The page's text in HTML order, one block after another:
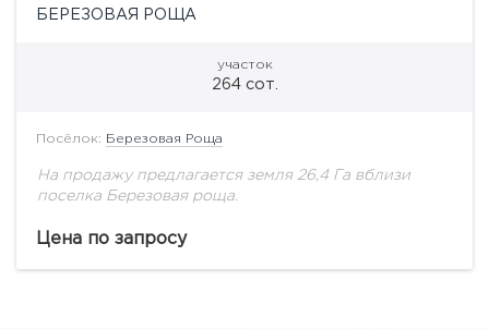
БЕРЕЗОВАЯ РОЩА
участок
264 сот.
Посёлок: Березовая Роща
На продажу предлагается земля 26,4 Га вблизи
поселка Березовая роща.
Цена по запросу